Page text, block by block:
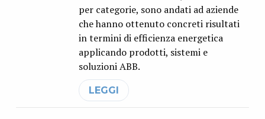
per categorie, sono andati ad aziende
che hanno ottenuto concreti risultati
in termini di efficienza energetica
applicando prodotti, sistemi e
soluzioni ABB.
LEGGI